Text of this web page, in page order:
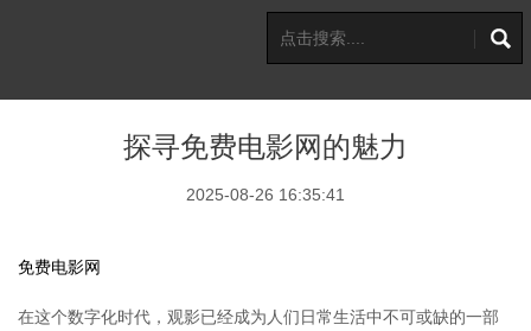
探寻免费电影网的魅力
2025-08-26 16:35:41
免费电影网
在这个数字化时代，观影已经成为人们日常生活中不可或缺的一部